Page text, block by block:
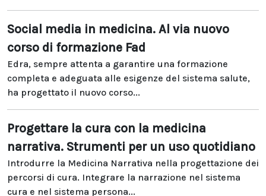
Social media in medicina. Al via nuovo
corso di formazione Fad
Edra, sempre attenta a garantire una formazione
completa e adeguata alle esigenze del sistema salute,
ha progettato il nuovo corso...
Progettare la cura con la medicina
narrativa. Strumenti per un uso quotidiano
Introdurre la Medicina Narrativa nella progettazione dei
percorsi di cura. Integrare la narrazione nel sistema
cura e nel sistema persona...